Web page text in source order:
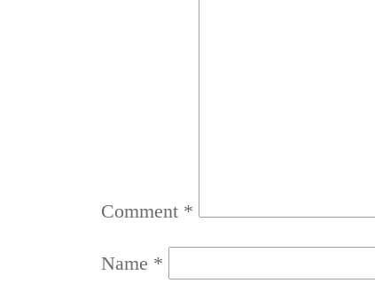
Comment *
Name *